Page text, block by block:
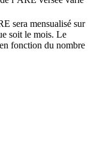
sera mensualisé sur
soit le mois. Le
fonction du nombre